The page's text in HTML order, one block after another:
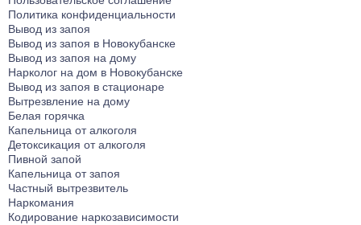
Политика конфиденциальности
Вывод из запоя
Вывод из запоя в Новокубанске
Вывод из запоя на дому
Нарколог на дом в Новокубанске
Вывод из запоя в стационаре
Вытрезвление на дому
Белая горячка
Капельница от алкоголя
Детоксикация от алкоголя
Пивной запой
Капельница от запоя
Частный вытрезвитель
Наркомания
Кодирование наркозависимости